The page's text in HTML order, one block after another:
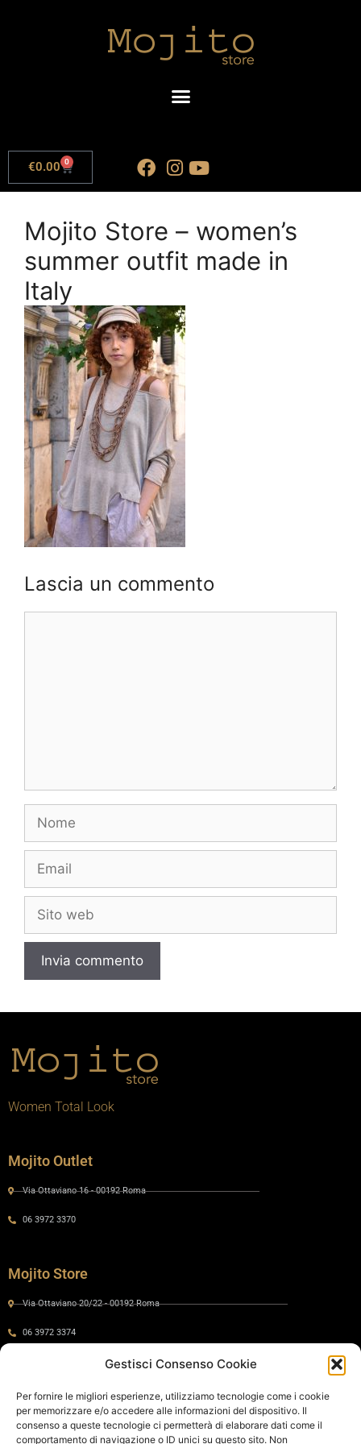
Gestisci Consenso Cookie
Per fornire le migliori esperienze, utilizziamo tecnologie come i cookie
per memorizzare e/o accedere alle informazioni del dispositivo. Il
consenso a queste tecnologie ci permetterà di elaborare dati come il
comportamento di navigazione o ID unici su questo sito. Non
€0.00 0
Mojito Store – women’s
summer outfit made in
Italy
Lascia un commento
Women Total Look
Mojito Outlet
Via Ottaviano 16 - 00192 Roma
06 3972 3370
Mojito Store
Via Ottaviano 20/22 - 00192 Roma
06 3972 3374
Via Ottaviano 24 - 00192 Roma